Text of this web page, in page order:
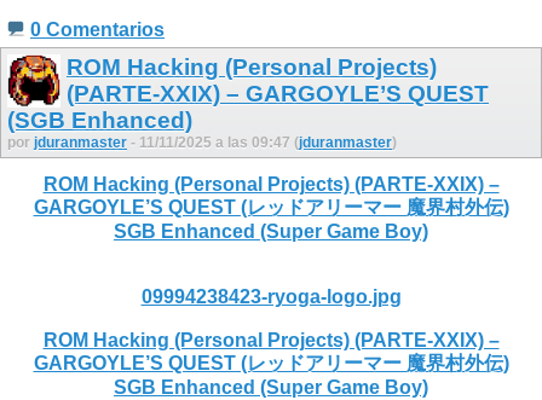
0 Comentarios
ROM Hacking (Personal Projects)
(PARTE-XXIX) – GARGOYLE’S QUEST
(SGB Enhanced)
por jduranmaster - 11/11/2025 a las 09:47 (jduranmaster)
ROM Hacking (Personal Projects) (PARTE-XXIX) –
GARGOYLE’S QUEST (レッドアリーマー 魔界村外伝)
SGB Enhanced (Super Game Boy)
09994238423-ryoga-logo.jpg
ROM Hacking (Personal Projects) (PARTE-XXIX) –
GARGOYLE’S QUEST (レッドアリーマー 魔界村外伝)
SGB Enhanced (Super Game Boy)